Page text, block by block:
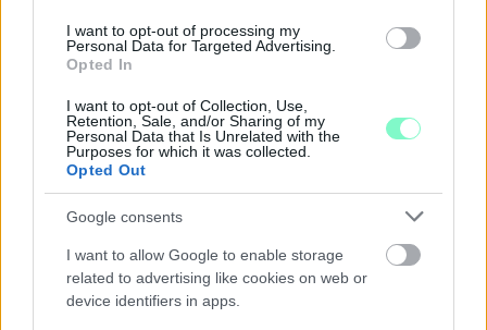
I want to opt-out of processing my
Personal Data for Targeted Advertising.
Opted In
I want to opt-out of Collection, Use,
Retention, Sale, and/or Sharing of my
Personal Data that Is Unrelated with the
Purposes for which it was collected.
Opted Out
Google consents
I want to allow Google to enable storage
related to advertising like cookies on web or
device identifiers in apps.
A BAROKK ÖSSZES ÁRNYALATA ÉS MÉG EGY SOR
KIVÁLÓ PROGRAM VÁR MINDENKIT EZEN A HÉTVÉGÉN
GYŐRBEN
Majka koncert, jóga szeánsz, “borhajózás” és egy csomó minden